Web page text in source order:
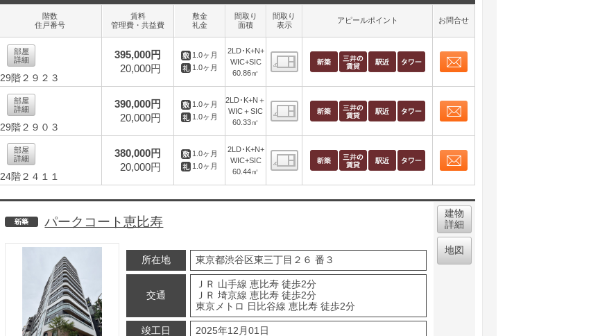
階数
住戸番号
賃料
管理費・共益費
敷金
礼金
間取り
面積
間取り
表示
アピールポイント お問合せ
部屋
詳細
29階２９２３
395,000円
20,000円
1.0ヶ月
1.0ヶ月
2LD･K+N+
WIC+SIC
60.86㎡
部屋
詳細
29階２９０３
390,000円
20,000円
1.0ヶ月
1.0ヶ月
2LD･K+N＋
WIC＋SIC
60.33㎡
部屋
詳細
24階２４１１
380,000円
20,000円
1.0ヶ月
1.0ヶ月
2LD･K+N+
WIC+SIC
60.44㎡
新築
パークコート恵比寿
所在地 東京都渋谷区東三丁目２６ 番３
交通
ＪＲ 山手線 恵比寿 徒歩2分
ＪＲ 埼京線 恵比寿 徒歩2分
東京メトロ 日比谷線 恵比寿 徒歩2分
竣工日 2025年12月01日
建物
詳細
地図